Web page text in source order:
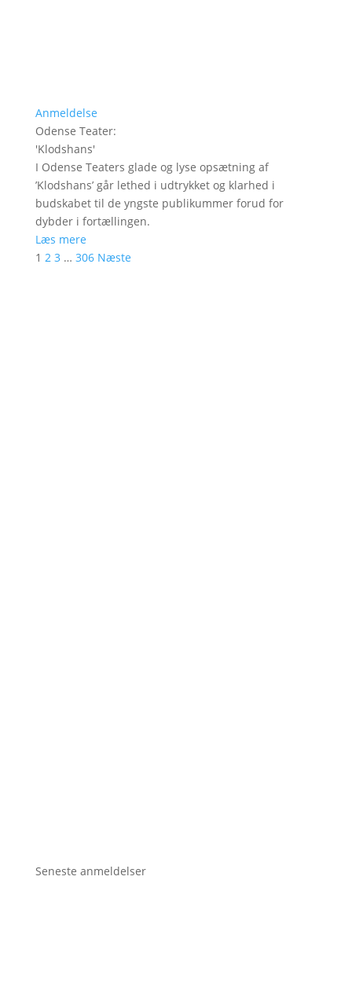
Anmeldelse
Odense Teater:
'Klodshans'
I Odense Teaters glade og lyse opsætning af
’Klodshans’ går lethed i udtrykket og klarhed i
budskabet til de yngste publikummer forud for
dybder i fortællingen.
Læs mere
1 2 3 … 306 Næste
Seneste anmeldelser